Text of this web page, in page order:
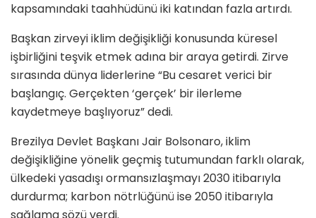
kapsamındaki taahhüdünü iki katından fazla artırdı.
Başkan zirveyi iklim değişikliği konusunda küresel
işbirliğini teşvik etmek adına bir araya getirdi. Zirve
sırasında dünya liderlerine “Bu cesaret verici bir
başlangıç. Gerçekten ‘gerçek’ bir ilerleme
kaydetmeye başlıyoruz” dedi.
Brezilya Devlet Başkanı Jair Bolsonaro, iklim
değişikliğine yönelik geçmiş tutumundan farklı olarak,
ülkedeki yasadışı ormansızlaşmayı 2030 itibarıyla
durdurma; karbon nötrlüğünü ise 2050 itibarıyla